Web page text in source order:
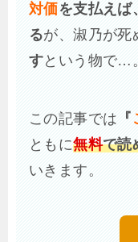
対価を支払えば
るが、淑乃が死
すという物で…
この記事では 『
ともに無料で読
いきます。